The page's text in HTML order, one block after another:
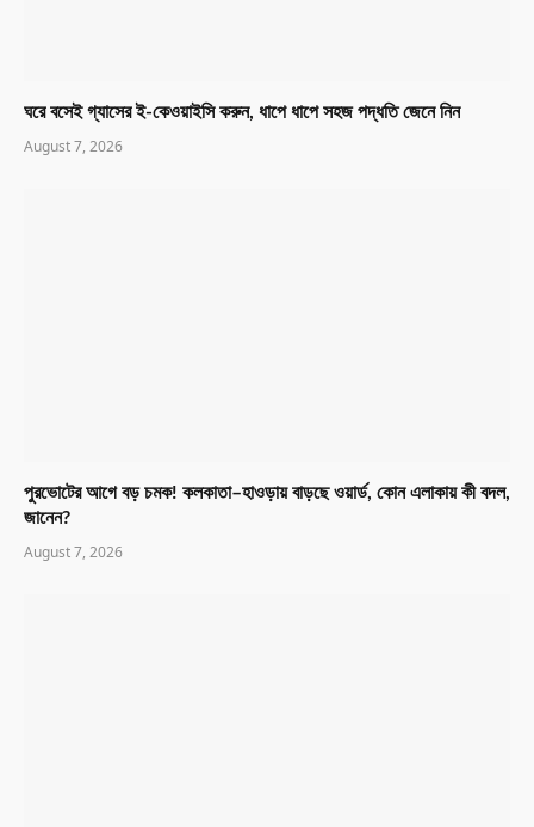
ঘরে বসেই গ্যাসের ই-কেওয়াইসি করুন, ধাপে ধাপে সহজ পদ্ধতি জেনে নিন
August 7, 2026
পুরভোটের আগে বড় চমক! কলকাতা–হাওড়ায় বাড়ছে ওয়ার্ড, কোন এলাকায় কী বদল,
জানেন?
August 7, 2026